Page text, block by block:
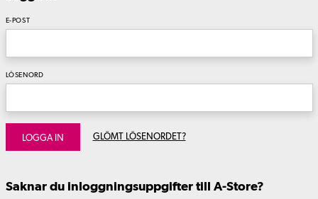
E-POST
LÖSENORD
LOGGA IN GLÖMT LÖSENORDET?
Saknar du inloggningsuppgifter till A-Store?